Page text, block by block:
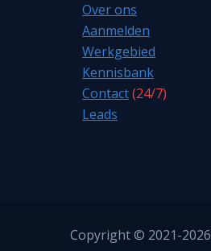
Over ons
Aanmelden
Werkgebied
Kennisbank
Contact(24/7)
Leads
Copyright © 2021-2026